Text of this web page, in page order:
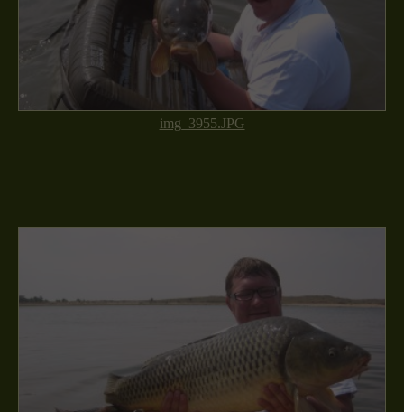
img_3955.JPG